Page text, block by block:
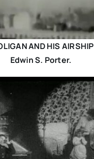
AND HIS AIRSHIP
Edwin S. Porter.